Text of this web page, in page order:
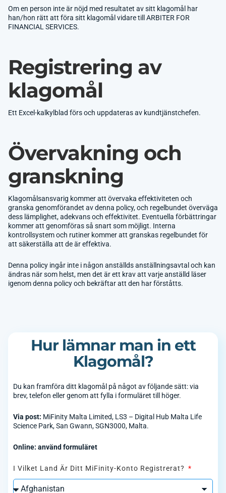
Om en person inte är nöjd med resultatet av sitt klagomål har
han/hon rätt att föra sitt klagomål vidare till ARBITER FOR
FINANCIAL SERVICES.
Registrering av
klagomål
Ett Excel-kalkylblad förs och uppdateras av kundtjänstchefen.
Övervakning och
granskning
Klagomålsansvarig kommer att övervaka effektiviteten och
granska genomförandet av denna policy, och regelbundet överväga
dess lämplighet, adekvans och effektivitet. Eventuella förbättringar
kommer att genomföras så snart som möjligt. Interna
kontrollsystem och rutiner kommer att granskas regelbundet för
att säkerställa att de är effektiva.
Denna policy ingår inte i någon anställds anställningsavtal och kan
ändras när som helst, men det är ett krav att varje anställd läser
igenom denna policy och bekräftar att den har förståtts.
Hur lämnar man in ett
Klagomål?
Du kan framföra ditt klagomål på något av följande sätt: via
brev, telefon eller genom att fylla i formuläret till höger.
Via post: MiFinity Malta Limited, LS3 – Digital Hub Malta Life
Science Park, San Gwann, SGN3000, Malta.
Online: använd formuläret
I Vilket Land Är Ditt MiFinity-Konto Registrerat?